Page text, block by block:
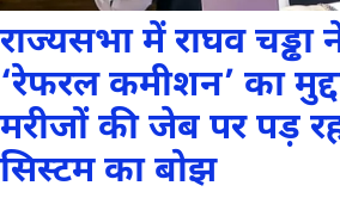
राज्यसभा में राघव चड्ढा
‘रेफरल कमीशन’ का
मरीजों की जेब पर पड़
सिस्टम का बोझ